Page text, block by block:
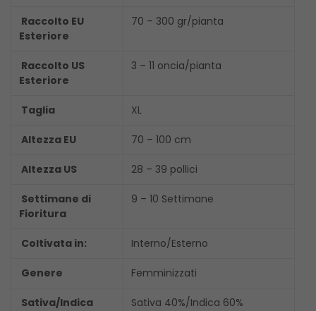
Raccolto EU
Esteriore
70 – 300 gr/pianta
Raccolto US
Esteriore
3 – 11 oncia/pianta
Taglia XL
Altezza EU 70 – 100 cm
Altezza US 28 – 39 pollici
Settimane di
Fioritura
9 – 10 Settimane
Coltivata in: Interno/Esterno
Genere Femminizzati
Sativa/Indica Sativa 40%/Indica 60%